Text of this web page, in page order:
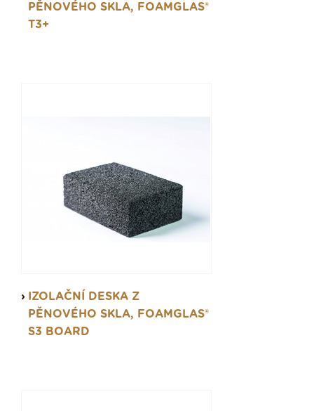
PĚNOVÉHO SKLA, FOAMGLAS®
T3+
IZOLAČNÍ DESKA Z
PĚNOVÉHO SKLA, FOAMGLAS®
S3 BOARD